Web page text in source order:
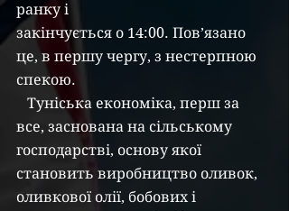
ранку і
закінчується о 14:00. Пов’язано
це, в першу чергу, з нестерпною
спекою.
все, заснована на сільському
господарстві, основу якої
становить виробництво оливок,
оливкової олії, бобових і